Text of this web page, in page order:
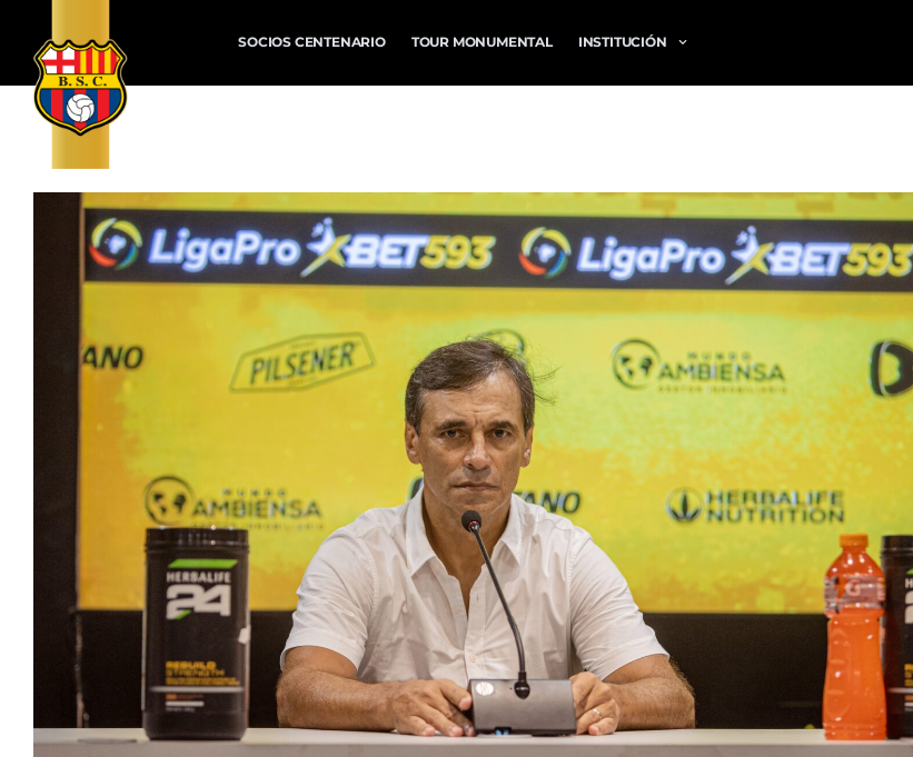
SOCIOS CENTENARIO TOUR MONUMENTAL INSTITUCIÓN